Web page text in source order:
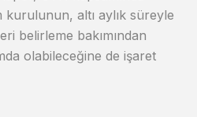
altı aylık süreyle
belirleme bakımından
olabileceğine de işaret